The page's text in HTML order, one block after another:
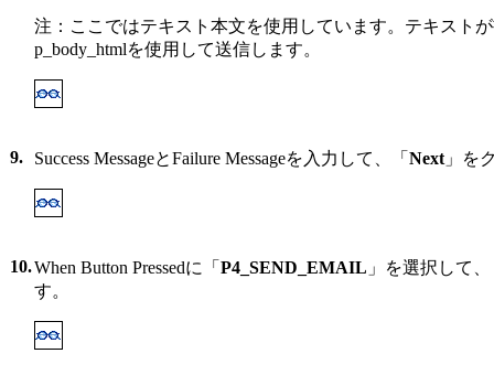
注：ここではテキスト本文を使用しています。テキスト
p_body_htmlを使用して送信します。
9. Success MessageとFailure Messageを入力して、「 Next 」を
10.When Button Pressedに「 P4_SEND_EMAIL 」を選択して
す。